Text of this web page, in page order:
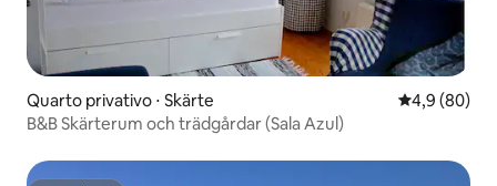
Quarto privativo ⋅ Skärte 4,9 de uma
4,9 (80)
B&B Skärterum och trädgårdar (Sala Azul)